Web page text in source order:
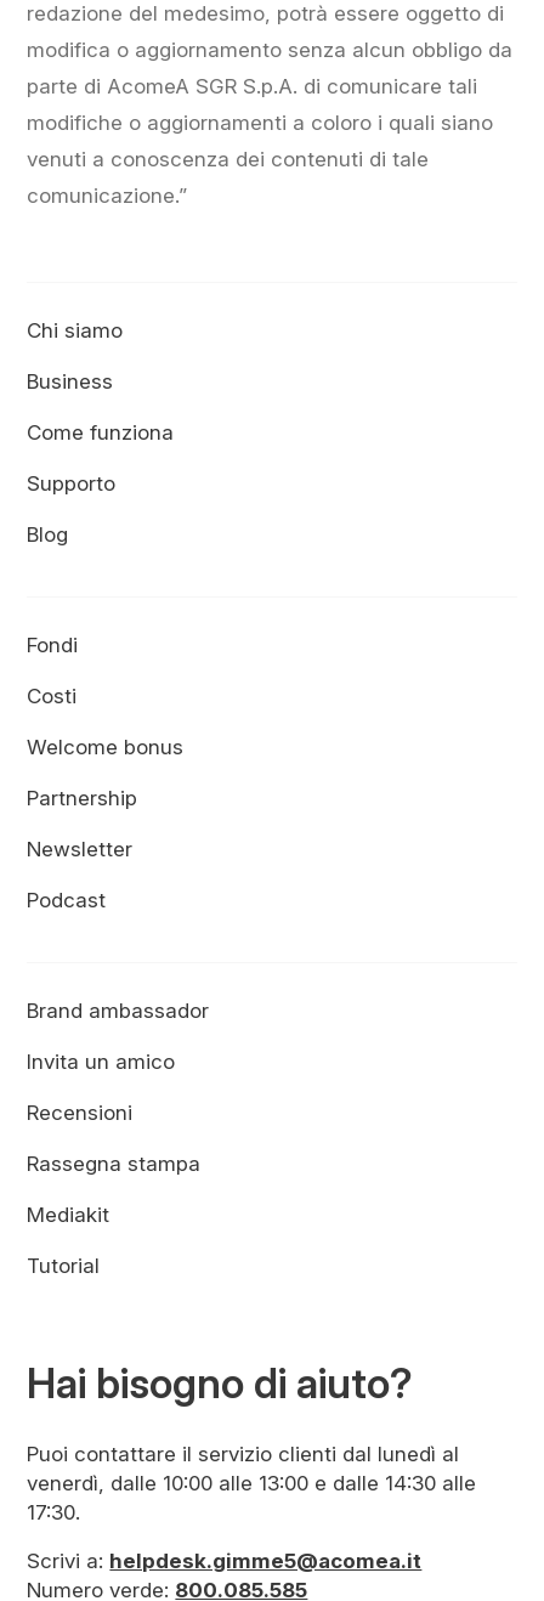
redazione del medesimo, potrà essere oggetto di
modifica o aggiornamento senza alcun obbligo da
parte di AcomeA SGR S.p.A. di comunicare tali
modifiche o aggiornamenti a coloro i quali siano
venuti a conoscenza dei contenuti di tale
comunicazione.”
Chi siamo
Business
Come funziona
Supporto
Blog
Fondi
Costi
Welcome bonus
Partnership
Newsletter
Podcast
Brand ambassador
Invita un amico
Recensioni
Rassegna stampa
Mediakit
Tutorial
Hai bisogno di aiuto?
Puoi contattare il servizio clienti dal lunedì al
venerdì, dalle 10:00 alle 13:00 e dalle 14:30 alle
17:30.
Scrivi a: helpdesk.gimme5@acomea.it
Numero verde: 800.085.585